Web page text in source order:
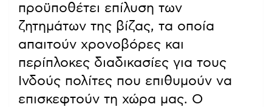
προϋποθέτει επίλυση των
ζητημάτων της βίζας, τα οποία
απαιτούν χρονοβόρες και
περίπλοκες διαδικασίες για τους
Ινδούς πολίτες που επιθυμούν να
επισκεφτούν τη χώρα μας. Ο